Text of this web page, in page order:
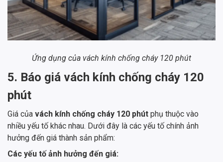
Ứng dụng của vách kính chống cháy 120 phút
5. Báo giá vách kính chống cháy 120
phút
Giá của vách kính chống cháy 120 phút phụ thuộc vào
nhiều yếu tố khác nhau. Dưới đây là các yếu tố chính ảnh
hưởng đến giá thành sản phẩm:
Các yếu tố ảnh hưởng đến giá: